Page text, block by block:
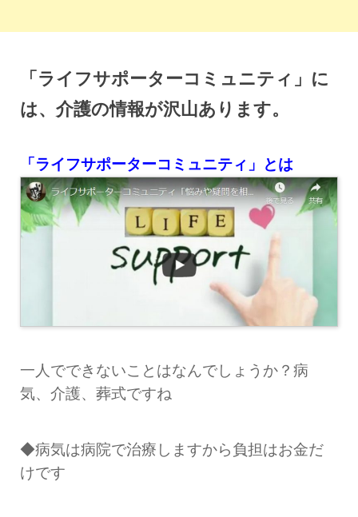
「ライフサポーターコミュニティ」に
は、介護の情報が沢山あります。
「ライフサポーターコミュニティ」とは
一人でできないことはなんでしょうか？病
気、介護、葬式ですね
◆病気は病院で治療しますから負担はお金だ
けです